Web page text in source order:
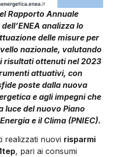
Rapporto Annuale
analizza lo
delle misure per
nazionale, valutando
risultati ottenuti nel 2023
attuativi, con
poste dalla nuova
e agli impegni che
luce del nuovo Piano
e il Clima (PNIEC).
realizzati nuovi risparmi
, pari ai consumi